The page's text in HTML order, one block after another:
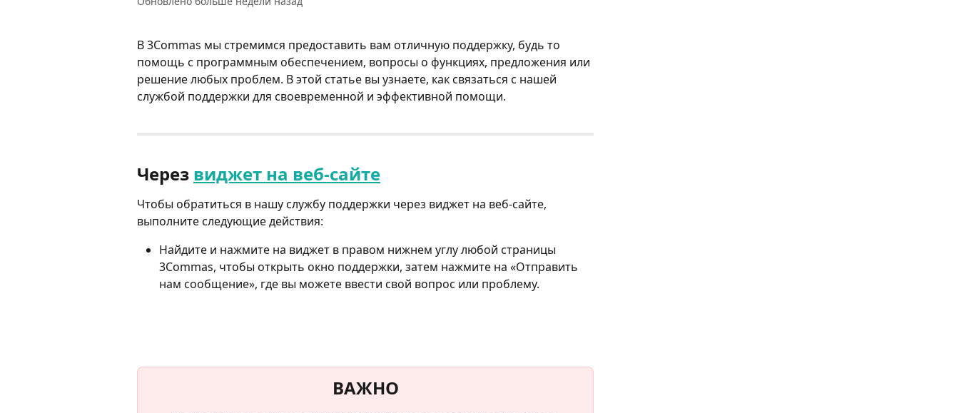
В 3Commas мы стремимся предоставить вам отличную поддержку, будь то
помощь с программным обеспечением, вопросы о функциях, предложения или
решение любых проблем. В этой статье вы узнаете, как связаться с нашей
службой поддержки для своевременной и эффективной помощи.
Через виджет на веб-сайте
Чтобы обратиться в нашу службу поддержки через виджет на веб-сайте,
выполните следующие действия:
Найдите и нажмите на виджет в правом нижнем углу любой страницы
3Commas, чтобы открыть окно поддержки, затем нажмите на «Отправить
нам сообщение», где вы можете ввести свой вопрос или проблему.
ВАЖНО